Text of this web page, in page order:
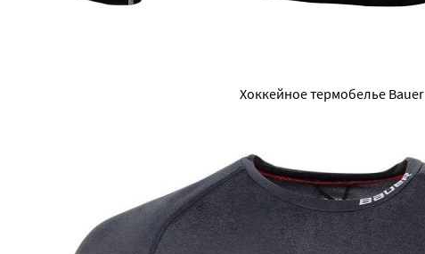
Хоккейное термобелье Bauer